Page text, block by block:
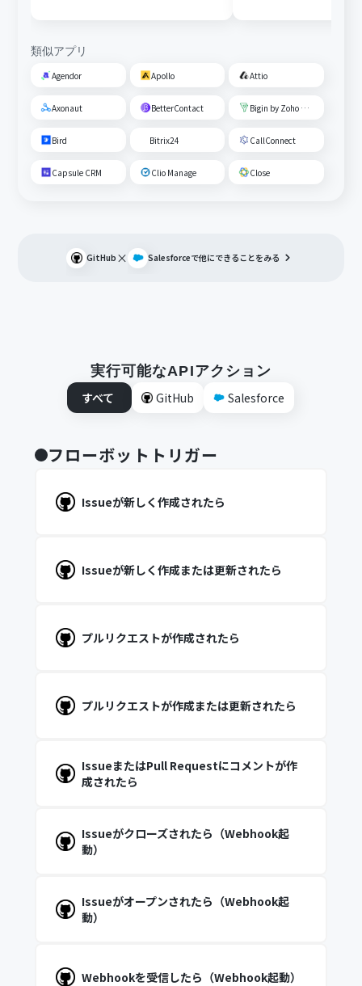
類似アプリ
Agendor Apollo Attio
Axonaut BetterContact Bigin by Zoho CRM
Bird Bitrix24 CallConnect
Capsule CRM Clio Manage Close
GitHub × Salesforceで他にできることをみる
実行可能なAPIアクション
すべて
GitHub Salesforce
フローボットトリガー
Issueが新しく作成されたら
Issueが新しく作成または更新されたら
プルリクエストが作成されたら
プルリクエストが作成または更新されたら
IssueまたはPull Requestにコメントが作
成されたら
Issueがクローズされたら（Webhook起
動）
Issueがオープンされたら（Webhook起
動）
Webhookを受信したら（Webhook起動）